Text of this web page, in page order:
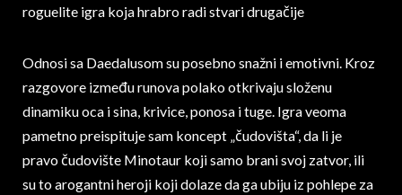
Odnosi sa Daedalusom su posebno snažni i emotivni. Kroz
razgovore između runova polako otkrivaju složenu
dinamiku oca i sina, krivice, ponosa i tuge. Igra veoma
pametno preispituje sam koncept „čudovišta“, da li je
pravo čudovište Minotaur koji samo brani svoj zatvor, ili
su to arogantni heroji koji dolaze da ga ubiju iz pohlepe za